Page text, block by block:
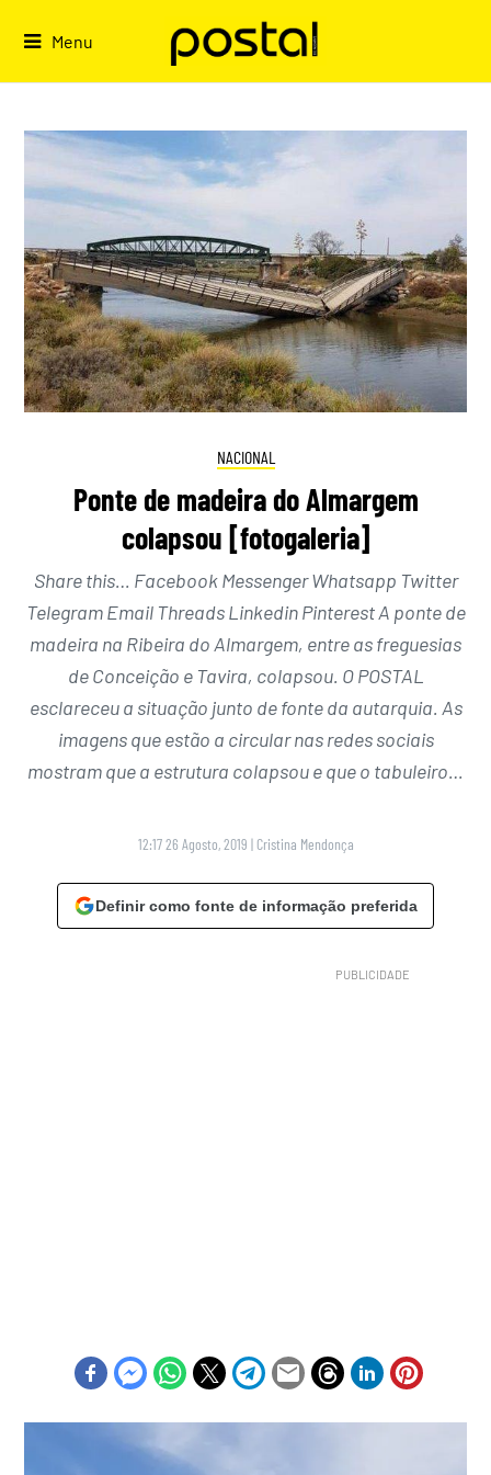
Menu
NACIONAL
Ponte de madeira do Almargem
colapsou [fotogaleria]
Share this… Facebook Messenger Whatsapp Twitter
Telegram Email Threads Linkedin Pinterest A ponte de
madeira na Ribeira do Almargem, entre as freguesias
de Conceição e Tavira, colapsou. O POSTAL
esclareceu a situação junto de fonte da autarquia. As
imagens que estão a circular nas redes sociais
mostram que a estrutura colapsou e que o tabuleiro…
12:17 26 Agosto, 2019 | Cristina Mendonça
Definir como fonte de informação preferida